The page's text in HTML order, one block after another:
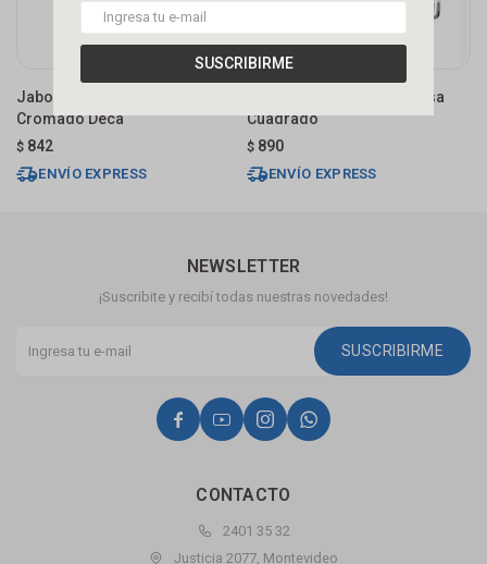
SUSCRIBIRME
Jabonera De Pared Net Bronce
Cromado Deca
$ 842
ENVÍO EXPRESS
Jabonera Reja Con Ventosa
Cuadrado
$ 890
ENVÍO EXPRESS
CONTACTO
2401 35 32
Justicia 2077, Montevideo
NEWSLETTER
¡Suscribite y recibí todas nuestras novedades!
SUSCRIBIRME
   